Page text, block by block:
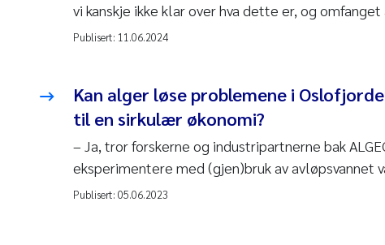
vi kanskje ikke klar over hva dette er, og
Publisert: 11.06.2024
Kan alger løse problemene i
til en sirkulær økonomi?
– Ja, tror forskerne og industripartnerne bak
eksperimentere med (gjen)bruk av avløpsvannet
Publisert: 05.06.2023